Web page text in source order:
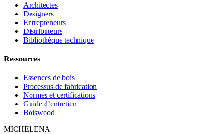
Architectes
Designers
Entrepreneurs
Distributeurs
Bibliothèque technique
Ressources
Essences de bois
Processus de fabrication
Normes et certifications
Guide d’entretien
Boiswood
MICHELENA